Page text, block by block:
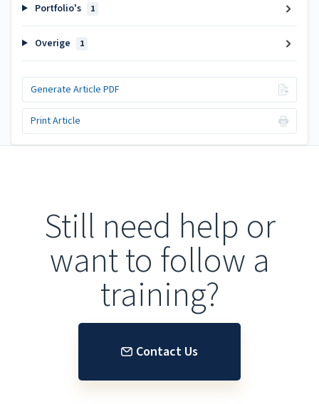
Portfolio's 1
Overige 1
Generate Article PDF
Print Article
Still need help or
want to follow a
training?
Contact Us